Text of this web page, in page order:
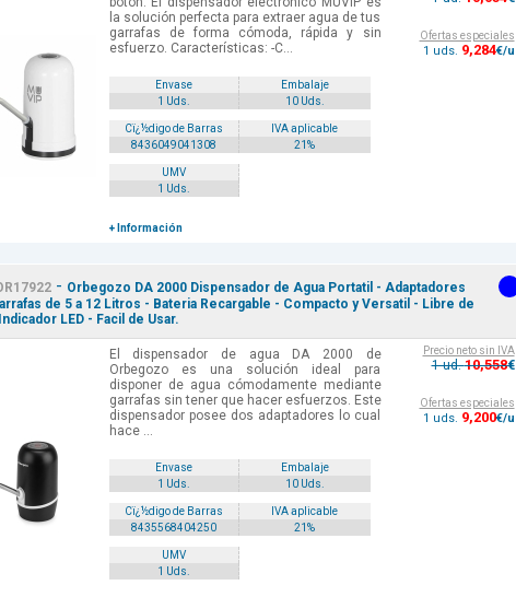
la solución perfecta para extraer agua de tus
garrafas de forma cómoda, rápida y sin
esfuerzo. Características: -C...
Envase
Embalaje
1 Uds.
10 Uds.
Cï¿½digo de Barras
IVA aplicable
8436049041308
21%
UMV
1 Uds.
+ Información
Ofertas especiales
1 uds. 9,284€/u
- Orbegozo DA 2000 Dispensador de Agua Portatil - Adaptadores
de 5 a 12 Litros - Bateria Recargable - Compacto y Versatil - Libre de
LED - Facil de Usar.
El dispensador de agua DA 2000 de
Orbegozo es una solución ideal para
disponer de agua cómodamente mediante
garrafas sin tener que hacer esfuerzos. Este
dispensador posee dos adaptadores lo cual
hace ...
Envase
Embalaje
1 Uds.
10 Uds.
Cï¿½digo de Barras
IVA aplicable
8435568404250
21%
UMV
1 Uds.
Precio neto sin IVA
1 ud.10,558€
Ofertas especiales
1 uds. 9,200€/u